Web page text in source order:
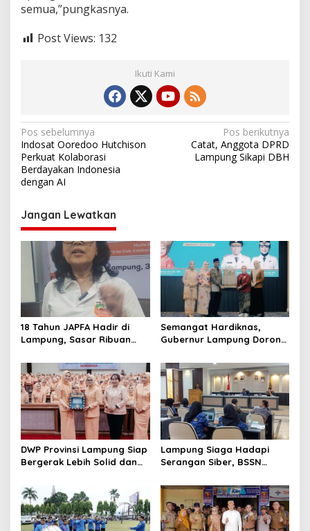
semua,”pungkasnya.
Post Views: 132
Ikuti Kami
N
a
v
i
g
a
o
s
Pos sebelumnya
Indosat Ooredoo Hutchison
Perkuat Kolaborasi
Berdayakan Indonesia
dengan AI
Pos berikutnya
Catat, Anggota DPRD
Lampung Sikapi DBH
Jangan Lewatkan
18 Tahun JAPFA Hadir di
Lampung, Sasar Ribuan
Sehat
Semangat Hardiknas,
Gubernur Lampung Dorong
Berbahasa Lampung
DWP Provinsi Lampung Siap
Bergerak Lebih Solid dan
Pembangunan Daerah
Lampung Siaga Hadapi
Serangan Siber, BSSN
di Kabupaten/Kota